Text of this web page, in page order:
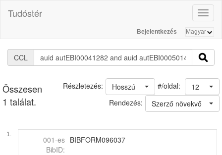
Tudóstér
Bejelentkezés
CCL
Összesen
1 találat.
#/oldal: 12
Hosszú
Részletezés:
Rendezés:
Szerző növekvő
1.
001-es
BibID:
BIBFORM096037